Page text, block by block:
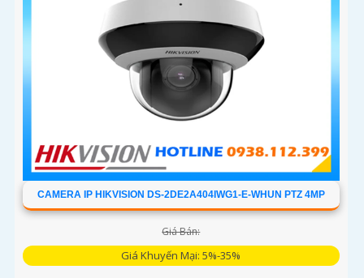
CAMERA IP HIKVISION DS-2DE2A404IWG1-E-WHUN PTZ 4MP
Giá Bán:
Giá Khuyến Mại: 5%-35%